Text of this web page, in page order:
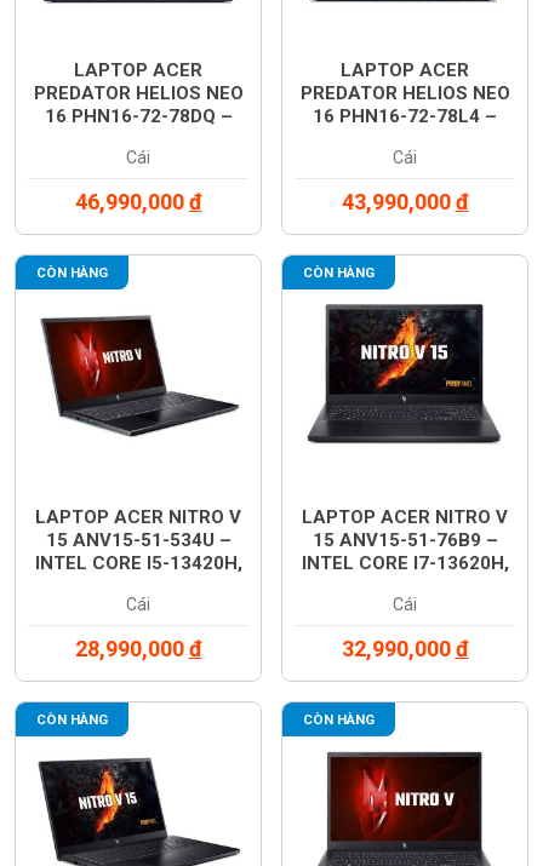
LAPTOP ACER
PREDATOR HELIOS NEO
16 PHN16-72-78DQ –
RAM 16GB, SSD 1TB,
CARD RTX 4060 8GB,
WINDOWS 11 – MÀU ĐEN
– NH.QNNSV.00U
Cái
46,990,000đ
LAPTOP ACER
PREDATOR HELIOS NEO
16 PHN16-72-78L4 –
RAM 16GB, SSD 1TB,
RTX 4050 6GB,
WINDOWS 11 – MÀU ĐEN
– NH.QNPSV.012
Cái
43,990,000đ
CÒN HÀNG
LAPTOP ACER NITRO V
15 ANV15-51-534U –
INTEL CORE I5-13420H,
MÀN HÌNH 15.6 INCH
4050 6GB, WINDOWS 11
– MÀU ĐEN –
NH.QN8SV.007
Cái
28,990,000đ
CÒN HÀNG
LAPTOP ACER NITRO V
15 ANV15-51-76B9 –
INTEL CORE I7-13620H,
MÀN HÌNH 16 INCH FHD
6GB, WINDOWS 11 –
MÀU ĐEN –
NH.QN8SV.008
Cái
32,990,000đ
CÒN HÀNG CÒN HÀNG